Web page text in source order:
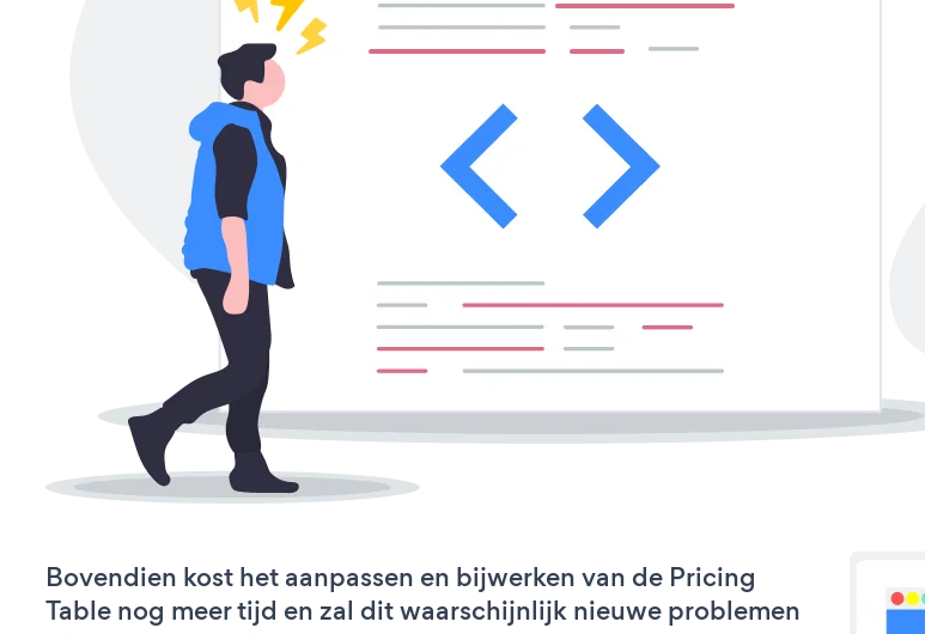
Bovendien kost het aanpassen en bijwerken van de Pricing
Table nog meer tijd en zal dit waarschijnlijk nieuwe problemen